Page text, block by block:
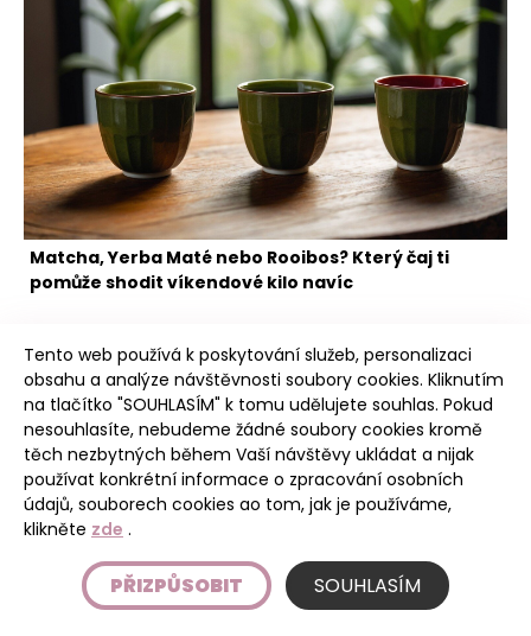
Matcha, Yerba Maté nebo Rooibos? Který čaj ti
pomůže shodit víkendové kilo navíc
Poudree
Úvod
Etický kodex
Tento web používá k poskytování služeb, personalizaci
obsahu a analýze návštěvnosti soubory cookies. Kliknutím
na tlačítko "SOUHLASÍM" k tomu udělujete souhlas. Pokud
nesouhlasíte, nebudeme žádné soubory cookies kromě
těch nezbytných během Vaší návštěvy ukládat a nijak
používat konkrétní informace o zpracování osobních
údajů, souborech cookies ao tom, jak je používáme,
klikněte zde .
PŘIZPŮSOBIT SOUHLASÍM